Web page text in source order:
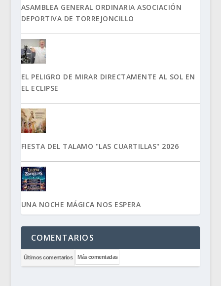
ASAMBLEA GENERAL ORDINARIA ASOCIACIÓN
DEPORTIVA DE TORREJONCILLO
EL PELIGRO DE MIRAR DIRECTAMENTE AL SOL EN
EL ECLIPSE
FIESTA DEL TALAMO "LAS CUARTILLAS" 2026
UNA NOCHE MÁGICA NOS ESPERA
COMENTARIOS
Últimos comentarios Más comentadas